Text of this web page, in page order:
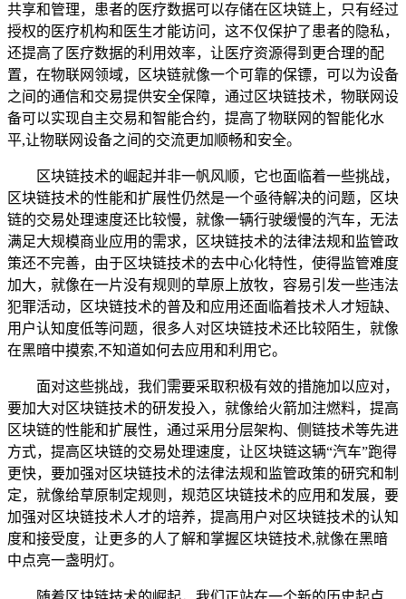
共享和管理，患者的医疗数据可以存储在区块链上，只有经过
授权的医疗机构和医生才能访问，这不仅保护了患者的隐私，
还提高了医疗数据的利用效率，让医疗资源得到更合理的配
置，在物联网领域，区块链就像一个可靠的保镖，可以为设备
之间的通信和交易提供安全保障，通过区块链技术，物联网设
备可以实现自主交易和智能合约，提高了物联网的智能化水
平,让物联网设备之间的交流更加顺畅和安全。
区块链技术的崛起并非一帆风顺，它也面临着一些挑战，
区块链技术的性能和扩展性仍然是一个亟待解决的问题，区块
链的交易处理速度还比较慢，就像一辆行驶缓慢的汽车，无法
满足大规模商业应用的需求，区块链技术的法律法规和监管政
策还不完善，由于区块链技术的去中心化特性，使得监管难度
加大，就像在一片没有规则的草原上放牧，容易引发一些违法
犯罪活动，区块链技术的普及和应用还面临着技术人才短缺、
用户认知度低等问题，很多人对区块链技术还比较陌生，就像
在黑暗中摸索,不知道如何去应用和利用它。
面对这些挑战，我们需要采取积极有效的措施加以应对，
要加大对区块链技术的研发投入，就像给火箭加注燃料，提高
区块链的性能和扩展性，通过采用分层架构、侧链技术等先进
方式，提高区块链的交易处理速度，让区块链这辆“汽车”跑得
更快，要加强对区块链技术的法律法规和监管政策的研究和制
定，就像给草原制定规则，规范区块链技术的应用和发展，要
加强对区块链技术人才的培养，提高用户对区块链技术的认知
度和接受度，让更多的人了解和掌握区块链技术,就像在黑暗
中点亮一盏明灯。